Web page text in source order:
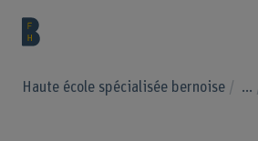
Haute école spécialisée bernoise ...